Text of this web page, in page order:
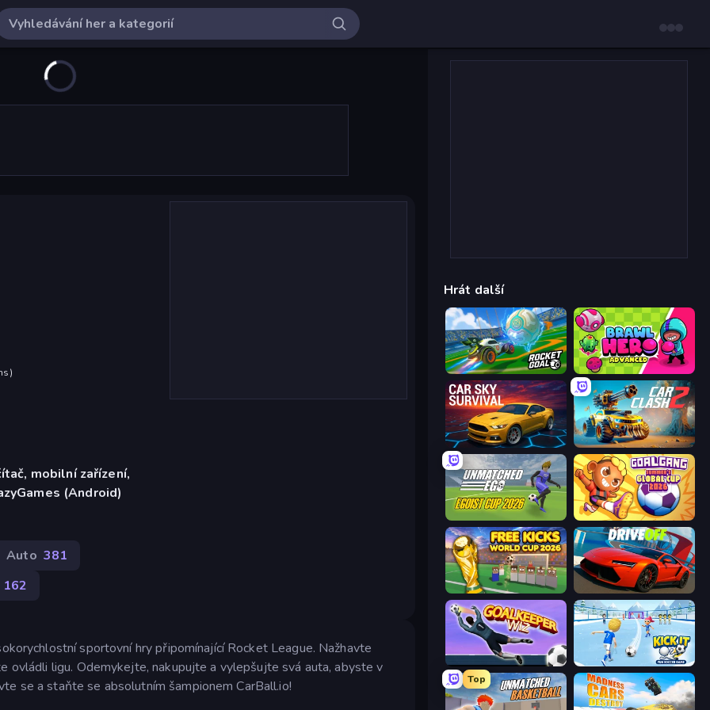
)
mobilní zařízení,
(Android)
Auto 381
162
sportovní hry připomínající Rocket League. Nažhavte
ovládli ligu. Odemykejte, nakupujte a vylepšujte svá auta, abyste v
se a staňte se absolutním šampionem CarBall.io!
Hrát další
RocketGoal.io Brawl Hero
Car Sky Survival Car Clash 2
Goal Gang
Free Kicks World Cup 2026 DriveOff
Goalkeeper Wiz Kick It – Fun Soccer Game
Top